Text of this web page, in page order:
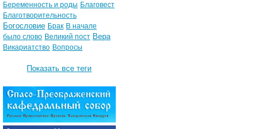
Беременность и роды Благовест
Благотворительность
Богословие Брак В начале
было слово Великий пост Вера
Викариатство Вопросы
Показать все теги